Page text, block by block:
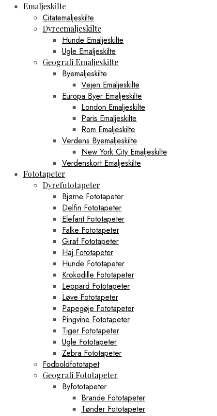
Emaljeskilte
Citatemaljeskilte
Dyreemaljeskilte
Hunde Emaljeskilte
Ugle Emaljeskilte
Geografi Emaljeskilte
Byemaljeskilte
Vejen Emaljeskilte
Europa Byer Emaljeskilte
London Emaljeskilte
Paris Emaljeskilte
Rom Emaljeskilte
Verdens Byemaljeskilte
New York City Emaljeskilte
Verdenskort Emaljeskilte
Fototapeter
Dyrefototapeter
Bjørne Fototapeter
Delfin Fototapeter
Elefant Fototapeter
Falke Fototapeter
Giraf Fototapeter
Haj Fototapeter
Hunde Fototapeter
Krokodille Fototapeter
Leopard Fototapeter
Løve Fototapeter
Papegøje Fototapeter
Pingvine Fototapeter
Tiger Fototapeter
Ugle Fototapeter
Zebra Fototapeter
Fodboldfototapet
Geografi Fototapeter
Byfototapeter
Brande Fototapeter
Tønder Fototapeter